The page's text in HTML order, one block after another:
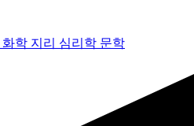
화학 지리 심리학 문학